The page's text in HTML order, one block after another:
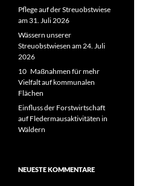
Pflege auf der Streuobstwiese
am 31. Juli 2026
Wässern unserer
Streuobstwiesen am 24. Juli
2026
10 Maßnahmen für mehr
Vielfalt auf kommunalen
Flächen
Einfluss der Forstwirtschaft
auf Fledermausaktivitäten in
Wäldern
NEUESTE KOMMENTARE